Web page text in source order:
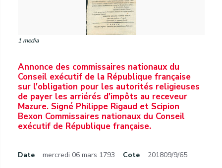
1 media
Annonce des commissaires nationaux du
Conseil exécutif de la République française
sur l'obligation pour les autorités religieuses
de payer les arriérés d'impôts au receveur
Mazure. Signé Philippe Rigaud et Scipion
Bexon Commissaires nationaux du Conseil
exécutif de République française.
Date mercredi 06 mars 1793 Cote 201809/9/65